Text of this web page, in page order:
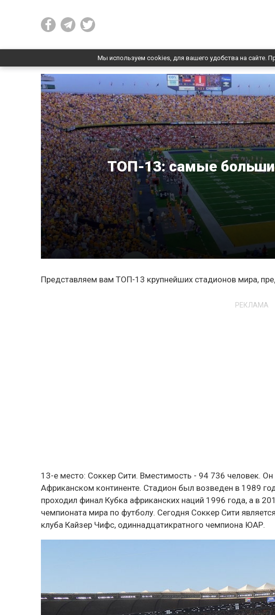
Мы используем cookies, для вашего удобства на сайте.
ТОП-13: самые
Представляем вам ТОП-13 крупнейших стадионов мира,
РЕКЛАМА
13-е место: Соккер Сити. Вместимость - 94 736 человек.
Африканском континенте. Стадион был возведен в 1989
проходил финал Кубка африканских наций 1996 года, а в
чемпионата мира по футболу. Сегодня Соккер Сити
клуба Кайзер Чифс, одиннадцатикратного чемпиона ЮАР.